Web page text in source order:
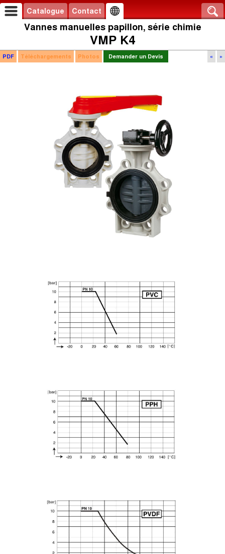
Catalogue Contact
Vannes manuelles papillon, série chimie
VMP K4
« »
PDF Téléchargements Photos Demander un Devis